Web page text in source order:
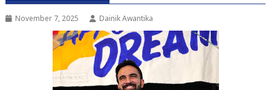
November 7, 2025 Dainik Awantika